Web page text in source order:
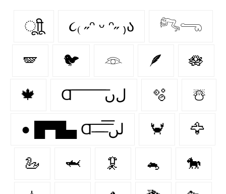
ूाीू ૮₍ ˶ᵔ ᵕ ᵔ˶ ₎ა 𓀐𓂸
🪽 🐦 𓁻 🪶 🪷
🍁 Ɑ͞ ͞ ͞ ͞ ͞ ͞ ͞ ͞ لﮞ 🫧 ☃️
● █▀█▄ Ɑ͞ ̶͞ ̶͞ ̶͞ لں͞ 🦀 🦅
🦢 🦈 🦑 🐁 🐎